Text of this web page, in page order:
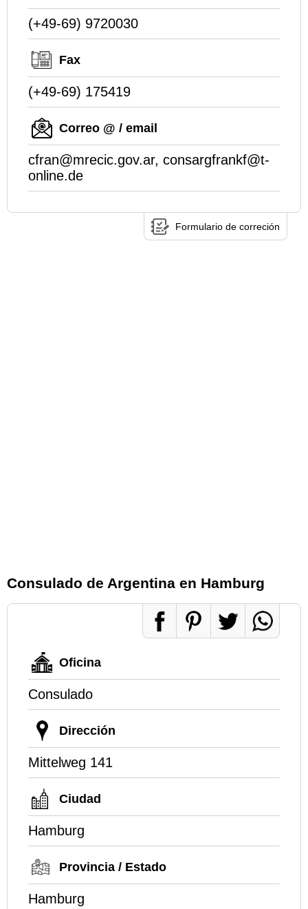
(+49-69) 9720030
Fax
(+49-69) 175419
Correo @ / email
cfran@mrecic.gov.ar, consargfrankf@t-
online.de
Formulario de correción
Consulado de Argentina en Hamburg
Oficina
Consulado
Dirección
Mittelweg 141
Ciudad
Hamburg
Provincia / Estado
Hamburg